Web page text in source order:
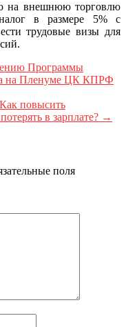
на внешнюю торговлю
в размере 5% с
трудовые визы для
Программы
на Пленуме ЦК КПРФ
повысить
в зарплате? →
поля